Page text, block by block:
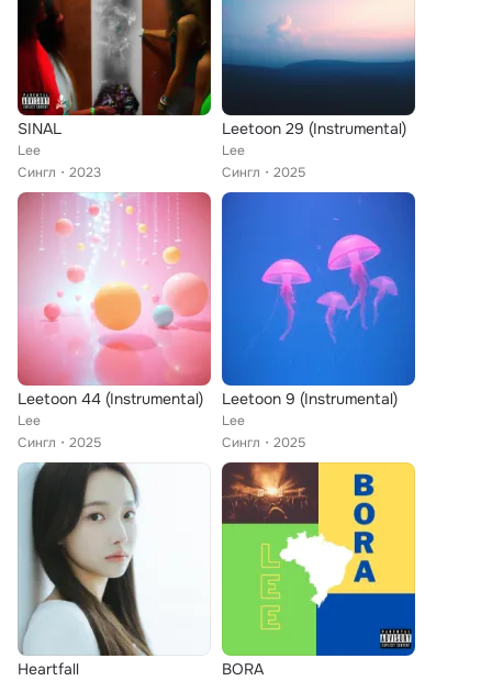
SINAL
Lee
Сингл
2023
Leetoon 29 (Instrumental)
Lee
Сингл
2025
Leetoon 44 (Instrumental)
Lee
Сингл
2025
Leetoon 9 (Instrumental)
Lee
Сингл
2025
Heartfall BORA